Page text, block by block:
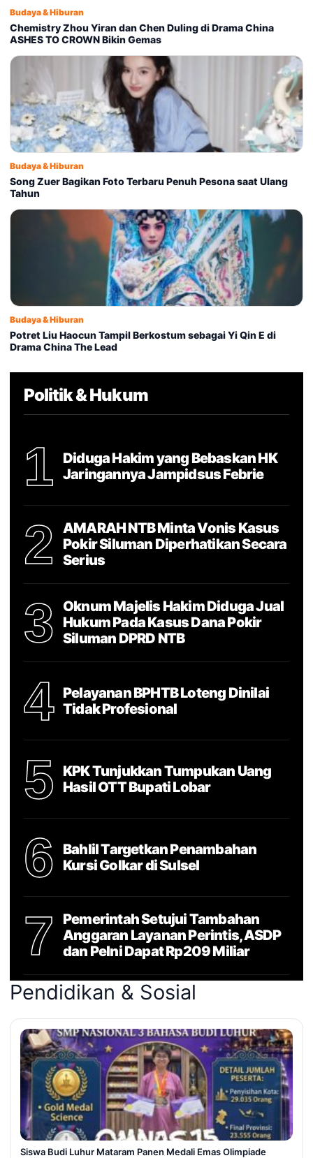
Budaya & Hiburan
Chemistry Zhou Yiran dan Chen Duling di Drama China
ASHES TO CROWN Bikin Gemas
Budaya & Hiburan
Song Zuer Bagikan Foto Terbaru Penuh Pesona saat Ulang
Tahun
Budaya & Hiburan
Potret Liu Haocun Tampil Berkostum sebagai Yi Qin E di
Drama China The Lead
Politik & Hukum
1
Diduga Hakim yang Bebaskan HK
Jaringannya Jampidsus Febrie
2
AMARAH NTB Minta Vonis Kasus
Pokir Siluman Diperhatikan Secara
Serius
3
Oknum Majelis Hakim Diduga Jual
Hukum Pada Kasus Dana Pokir
Siluman DPRD NTB
4
Pelayanan BPHTB Loteng Dinilai
Tidak Profesional
5
KPK Tunjukkan Tumpukan Uang
Hasil OTT Bupati Lobar
6
Bahlil Targetkan Penambahan
Kursi Golkar di Sulsel
7
Pemerintah Setujui Tambahan
Anggaran Layanan Perintis, ASDP
dan Pelni Dapat Rp209 Miliar
Pendidikan & Sosial
Siswa Budi Luhur Mataram Panen Medali Emas Olimpiade